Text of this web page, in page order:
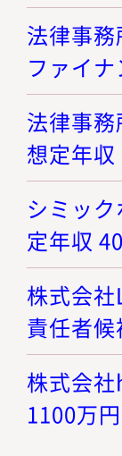
法律事
ファイ
法律事
想定年
シミッ
定年収
株式会
責任者
株式会
1100万円